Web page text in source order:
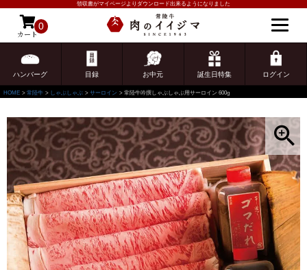
領収書がマイページよりダウンロード出来るようになりました
カート
0
ハンバーグ 目録 お中元 誕生日特集 ログイン
ゲスト 様こんにちは
ログイン
HOME 常陸牛 しゃぶしゃぶ サーロイン 常陸牛吟撰しゃぶしゃぶ用サーロイン 600g